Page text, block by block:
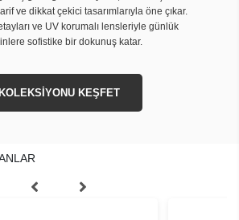
ve dikkat çekici tasarımlarıyla öne çıkar.
ve UV korumalı lensleriyle günlük
sofistike bir dokunuş katar.
KOLEKSİYONU KEŞFET